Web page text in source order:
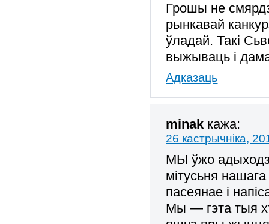
Грошы не
рынкавай
ўладай. Такі
выжываць і
Адказаць
minak кажа:
26 кастрычніка,
МЫ ўжо
мітусьня
пасеянае і
Мы — гэта тыя